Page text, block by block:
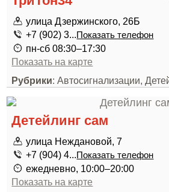
улица Дзержинского, 26Б
+7 (902) 3...Показать телефон
пн-сб 08:30–17:30
Показать на карте
Рубрики: Автосигнализации,
Детейлинг сам
улица Неждановой, 7
+7 (904) 4...Показать телефон
ежедневно, 10:00–20:00
Показать на карте